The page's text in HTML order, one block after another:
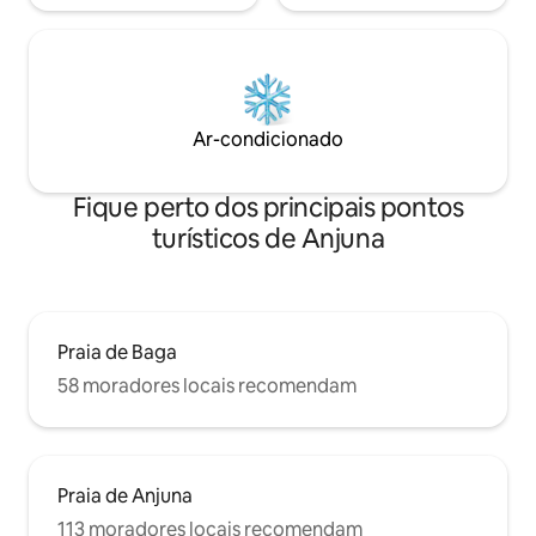
Ar-condicionado
Fique perto dos principais pontos
turísticos de Anjuna
Praia de Baga
58 moradores locais recomendam
Praia de Anjuna
113 moradores locais recomendam